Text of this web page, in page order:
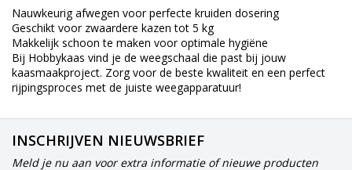
Nauwkeurig afwegen voor perfecte kruiden dosering
Geschikt voor zwaardere kazen tot 5 kg
Makkelijk schoon te maken voor optimale hygiëne
Bij Hobbykaas vind je de weegschaal die past bij jouw
kaasmaakproject. Zorg voor de beste kwaliteit en een perfect
rijpingsproces met de juiste weegapparatuur!
INSCHRIJVEN NIEUWSBRIEF
Meld je nu aan voor extra informatie of nieuwe producten